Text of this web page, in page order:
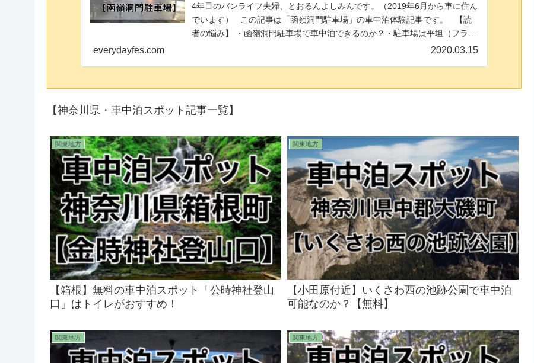
4年目のバンライフ夫婦、とおるんよしみんです。（2019年6月から車に住ん
でいます） この記事は「函嶺洞門駐車場」の車中泊体験記事です。 【読
者の悩み】 ・函嶺洞門駐車場で車中泊できるのか？・駐車場は平坦（フラッ
everydayfes.com 2020.03.15
【神奈川県・車中泊スポット記事一覧】
関東地方
【箱根】無料の車中泊スポット「公時神社登山
口」はトイレがおすすめ！
関東地方
【小田原付近】いくさわ西の池跡公園で車中泊
可能なのか？【無料】
関東地方 関東地方